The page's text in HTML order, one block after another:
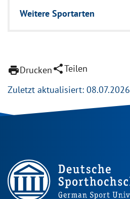
Weitere Sport­arten
printDruckenshareTeilen
Zuletzt aktualisiert: 08.07.2026